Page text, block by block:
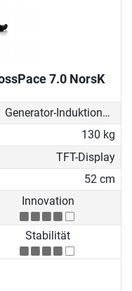
7.0 NorsK
Generator-Induktionsbremse
130 kg
TFT-Display
52 cm
Innovation
Stabilität